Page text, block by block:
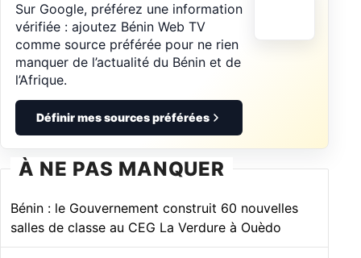
Sur Google, préférez une information
vérifiée : ajoutez Bénin Web TV
comme source préférée pour ne rien
manquer de l’actualité du Bénin et de
l’Afrique.
Définir mes sources préférées
À NE PAS MANQUER
Bénin : le Gouvernement construit 60 nouvelles
salles de classe au CEG La Verdure à Ouèdo